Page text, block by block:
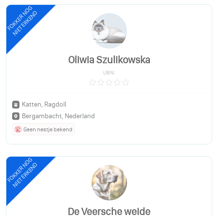
FOKKER NOG
NIET ERKEND
Oliwia Szulikowska
UBN:
Katten, Ragdoll
Bergambacht, Nederland
Geen nestje bekend
FOKKER NOG
NIET ERKEND
De Veersche weide